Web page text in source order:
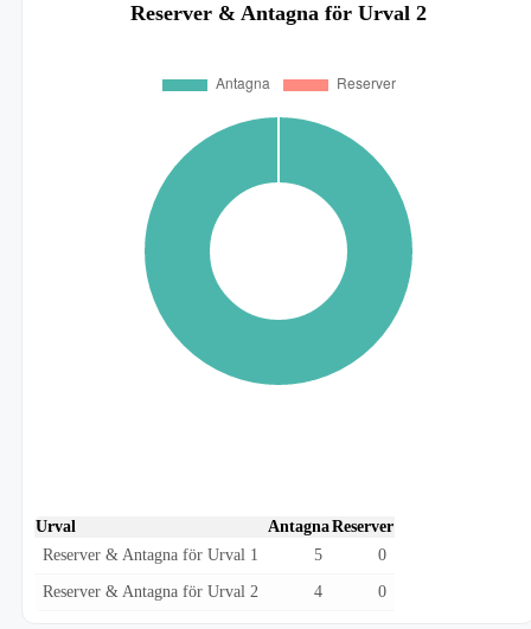
Reserver & Antagna för Urval 2
Urval AntagnaReserver
Reserver & Antagna för Urval 1
5 0
Reserver & Antagna för Urval 2 4 0